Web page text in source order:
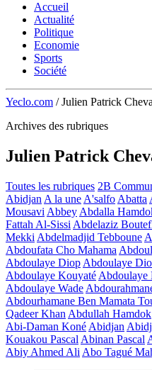
Accueil
Actualité
Politique
Economie
Sports
Société
Yeclo.com / Julien Patrick
Archives des rubriques
Julien Patrick
Toutes les rubriques 2B
Abidjan A la une A'salfo Abatta
Mousavi Abbey Abdalla
Fattah Al-Sissi Abdelaziz
Mekki Abdelmadjid Tebboune
Abdoufata Cho Mahama
Abdoulaye Diop Abdoulaye
Abdoulaye Kouyaté Abdoulaye
Abdoulaye Wade
Abdourhamane Ben Mamata
Qadeer Khan Abdullah Hamdok
Abi-Daman Koné Abidjan
Kouakou Pascal Abinan Pascal
Abiy Ahmed Ali Abo Tagué